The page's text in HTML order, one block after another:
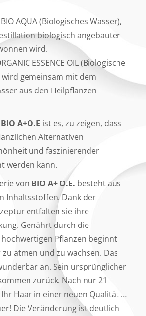
AQUA (Biologisches Wasser),
biologisch angebauter
wird.
ESSENCE OIL (Biologische
wird gemeinsam mit dem
aus den Heilpflanzen
BIO A+O.E ist es, zu zeigen, dass
Alternativen
und faszinierender
werden kann.
von BIO A+ O.E. besteht aus
Inhaltsstoffen. Dank der
entfalten sie ihre
Genährt durch die
Pflanzen beginnt
atmen und zu wachsen. Das
an. Sein ursprünglicher
zurück. Nach nur 21
Ihr Haar in einer neuen Qualität …
Die Veränderung ist deutlich